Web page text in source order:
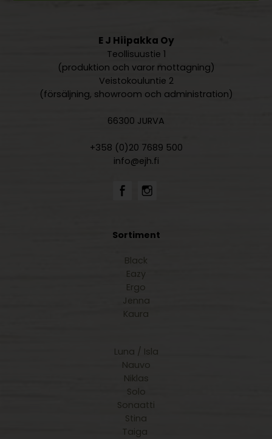
E J Hiipakka Oy
Teollisuustie 1
(produktion och varor mottagning)
Veistokouluntie 2
(försäljning, showroom och administration)
66300 JURVA
+358 (0)20 7689 500
info@ejh.fi
Sortiment
Black
Eazy
Ergo
Jenna
Kaura
Luna / Isla
Nauvo
Niklas
Solo
Sonaatti
Stina
Taiga